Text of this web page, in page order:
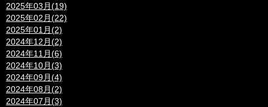
2025年03月(19)
2025年02月(22)
2025年01月(2)
2024年12月(2)
2024年11月(6)
2024年10月(3)
2024年09月(4)
2024年08月(2)
2024年07月(3)